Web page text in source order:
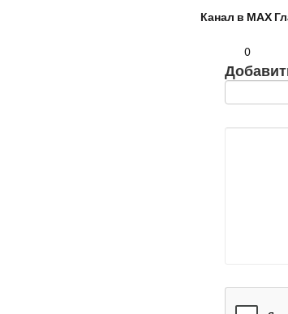
Канал в МАХ
0